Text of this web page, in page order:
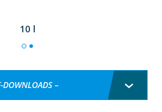
10 l
DOWNLOADS –